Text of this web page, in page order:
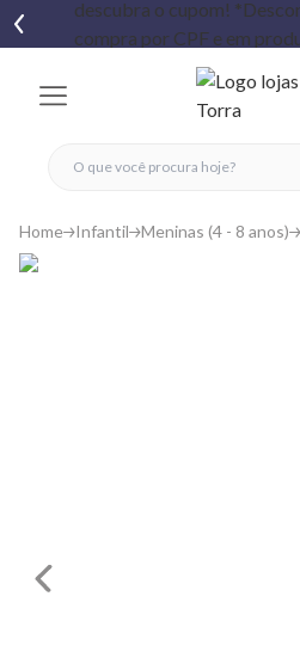
fechar menu
fechar menu
favoritos
Home Infantil Meninas (4 - 8 anos)